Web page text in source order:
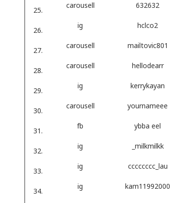
carousell 632632
ig hclco2
carousell mailtovic801
carousell hellodearr
ig kerrykayan
carousell yournameee
fb ybba eel
ig _milkmilkk
ig cccccccc_lau
ig kam11992000